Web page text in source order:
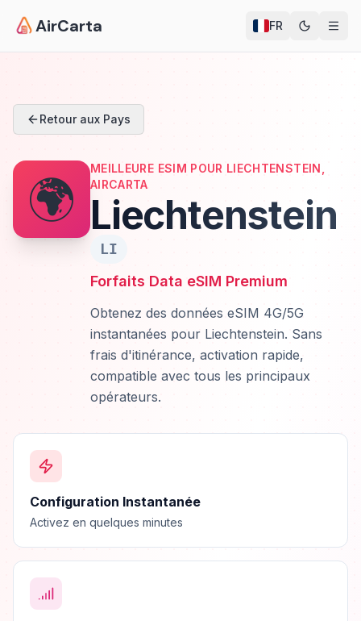
AirCarta FR
Retour aux Pays
🌍
MEILLEURE ESIM POUR LIECHTENSTEIN,
AIRCARTA
Liechtenstein
LI
Forfaits Data eSIM Premium
Obtenez des données eSIM 4G/5G
instantanées pour Liechtenstein. Sans
frais d'itinérance, activation rapide,
compatible avec tous les principaux
opérateurs.
Configuration Instantanée
Activez en quelques minutes